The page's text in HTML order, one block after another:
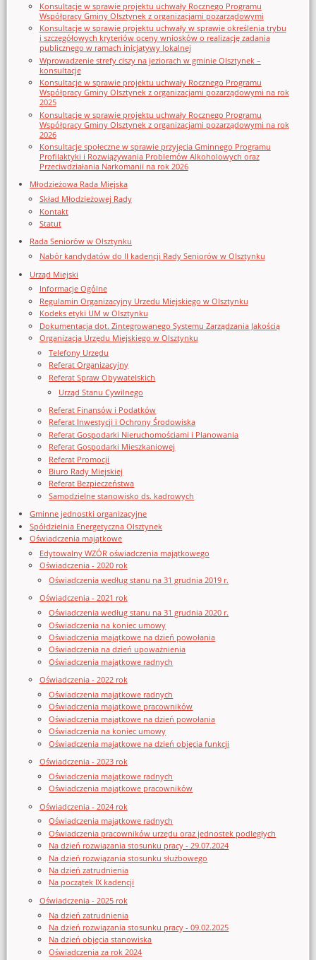
Konsultacje w sprawie projektu uchwały Rocznego Programu
Współpracy Gminy Olsztynek z organizacjami pozarządowymi
Konsultacje w sprawie projektu uchwały w sprawie określenia trybu
i szczegółowych kryteriów oceny wniosków o realizację zadania
publicznego w ramach inicjatywy lokalnej
Wprowadzenie strefy ciszy na jeziorach w gminie Olsztynek –
konsultacje
Konsultacje w sprawie projektu uchwały Rocznego Programu
Współpracy Gminy Olsztynek z organizacjami pozarządowymi na rok
2025
Konsultacje w sprawie projektu uchwały Rocznego Programu
Współpracy Gminy Olsztynek z organizacjami pozarządowymi na rok
2026
Konsultacje społeczne w sprawie przyjęcia Gminnego Programu
Profilaktyki i Rozwiązywania Problemów Alkoholowych oraz
Przeciwdziałania Narkomanii na rok 2026
Młodzieżowa Rada Miejska
Skład Młodzieżowej Rady
Kontakt
Statut
Rada Seniorów w Olsztynku
Nabór kandydatów do II kadencji Rady Seniorów w Olsztynku
Urząd Miejski
Informacje Ogólne
Regulamin Organizacyjny Urzedu Miejskiego w Olsztynku
Kodeks etyki UM w Olsztynku
Dokumentacja dot. Zintegrowanego Systemu Zarządzania Jakością
Organizacja Urzędu Miejskiego w Olsztynku
Telefony Urzędu
Referat Organizacyjny
Referat Spraw Obywatelskich
Urząd Stanu Cywilnego
Referat Finansów i Podatków
Referat Inwestycji i Ochrony Środowiska
Referat Gospodarki Nieruchomościami i Planowania
Referat Gospodarki Mieszkaniowej
Referat Promocji
Biuro Rady Miejskiej
Referat Bezpieczeństwa
Samodzielne stanowisko ds. kadrowych
Gminne jednostki organizacyjne
Spółdzielnia Energetyczna Olsztynek
Oświadczenia majątkowe
Edytowalny WZÓR oświadczenia majątkowego
Oświadczenia - 2020 rok
Oświadczenia według stanu na 31 grudnia 2019 r.
Oświadczenia - 2021 rok
Oświadczenia według stanu na 31 grudnia 2020 r.
Oświadczenia na koniec umowy
Oświadczenia majątkowe na dzień powołania
Oświadczenia na dzień upoważnienia
Oświadczenia majątkowe radnych
Oświadczenia - 2022 rok
Oświadczenia majątkowe radnych
Oświadczenia majątkowe pracowników
Oświadczenia majątkowe na dzień powołania
Oświadczenia na koniec umowy
Oświadczenia majątkowe na dzień objęcia funkcji
Oświadczenia - 2023 rok
Oświadczenia majątkowe radnych
Oświadczenia majątkowe pracowników
Oświadczenia - 2024 rok
Oświadczenia majątkowe radnych
Oświadczenia pracowników urzędu oraz jednostek podległych
Na dzień rozwiązania stosunku pracy - 29.07.2024
Na dzień rozwiązania stosunku służbowego
Na dzień zatrudnienia
Na początek IX kadencji
Oświadczenia - 2025 rok
Na dzień zatrudnienia
Na dzień rozwiązania stosunku pracy - 09.02.2025
Na dzień objęcia stanowiska
Oświadczenia za rok 2024